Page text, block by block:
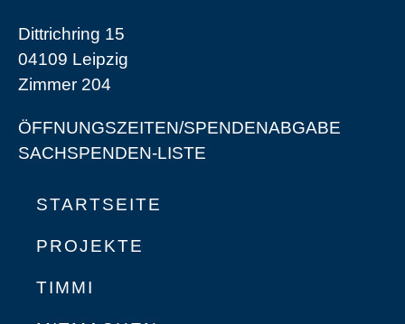
Dittrichring 15
04109 Leipzig
Zimmer 204
ÖFFNUNGSZEITEN/SPENDENABGABE
SACHSPENDEN-LISTE
STARTSEITE
PROJEKTE
TIMMI